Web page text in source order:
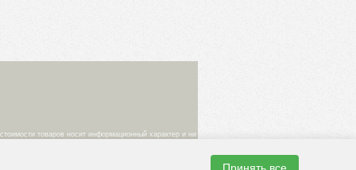
товаров носит информационный характер и ни
цены заказанного товара является